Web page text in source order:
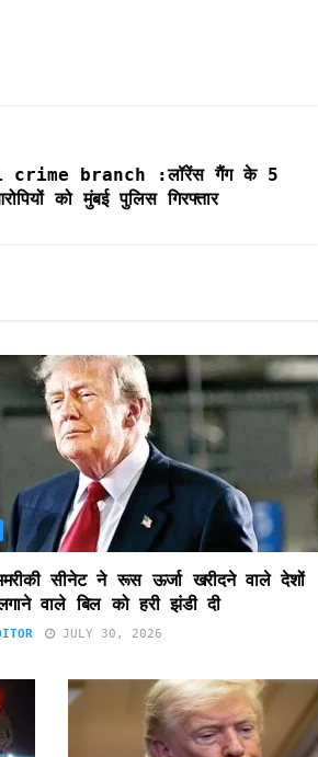
crime branch :लॉरेंस गैंग के 5
को मुंबई पुलिस गिरफ्तार
सीनेट ने रूस ऊर्जा खरीदने वाले देशों
वाले बिल को हरी झंडी दी
JULY 30, 2026